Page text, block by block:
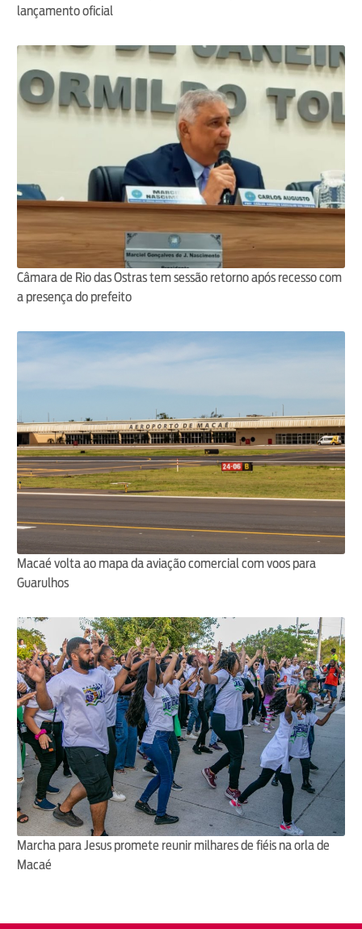
lançamento oficial
Câmara de Rio das Ostras tem sessão retorno após recesso com
a presença do prefeito
Macaé volta ao mapa da aviação comercial com voos para
Guarulhos
Marcha para Jesus promete reunir milhares de fiéis na orla de
Macaé